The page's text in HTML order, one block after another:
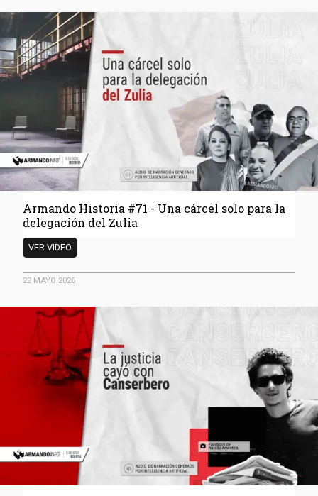
se
perdió
‘Il
Ritorno’
Armando Historia #71 - Una cárcel solo para la
delegación del Zulia
VER VIDEO
Historia
#71
cárcel
solo
para
la
delegación
Zulia
22 MAYO 2026